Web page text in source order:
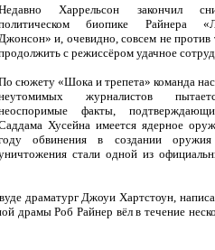
Харрельсон закончил
биопике Райнера
и, очевидно, совсем не против
с режиссёром удачное
сюжету «Шока и трепета» команда
журналистов
факты,
Хусейна имеется ядерное
обвинения в создании оружия
стали одной из
драматург Джоуи Хартстоун,
драмы Роб Райнер вёл в течение